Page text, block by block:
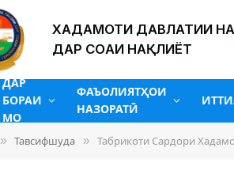
ХАДАМОТИ ДАВЛАТИИ
ДАР СОҲАИ НАҚЛИЁТ
ДАР
БОРАИ
МО
ФАЪОЛИЯТҲОИ
НАЗОРАТӢ
» Тавсифшуда » Табрикоти Сардори